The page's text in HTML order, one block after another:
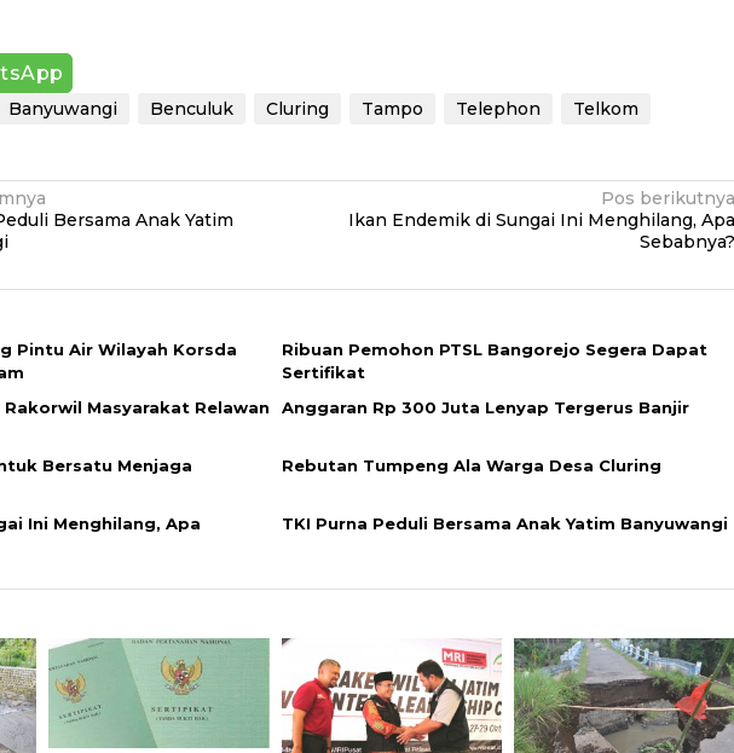
Banyuwangi Benculuk Cluring Tampo Telephon
Telkom
Bersama Anak Yatim
Pos berikutnya
Ikan Endemik di Sungai Ini Menghilang, Apa
Sebabnya?
Pintu Air Wilayah Korsda
Ribuan Pemohon PTSL Bangorejo Segera Dapat
Sertifikat
Masyarakat Relawan
Anggaran Rp 300 Juta Lenyap Tergerus Banjir
Bersatu Menjaga
Rebutan Tumpeng Ala Warga Desa Cluring
Ini Menghilang, Apa
TKI Purna Peduli Bersama Anak Yatim Banyuwangi